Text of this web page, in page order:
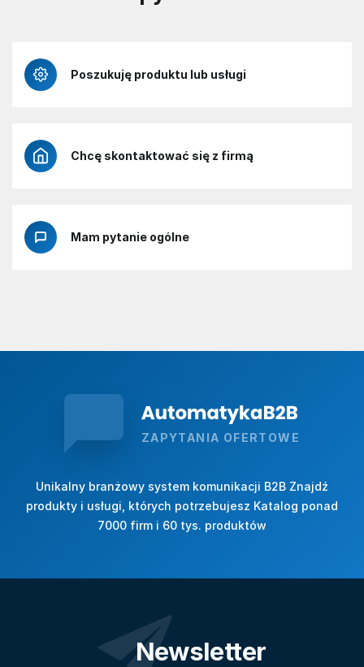
Poszukuję produktu lub usługi
Chcę skontaktować się z firmą
Mam pytanie ogólne
ZAPYTANIA OFERTOWE
Unikalny branżowy system komunikacji B2B Znajdź
produkty i usługi, których potrzebujesz Katalog ponad
7000 firm i 60 tys. produktów
Newsletter